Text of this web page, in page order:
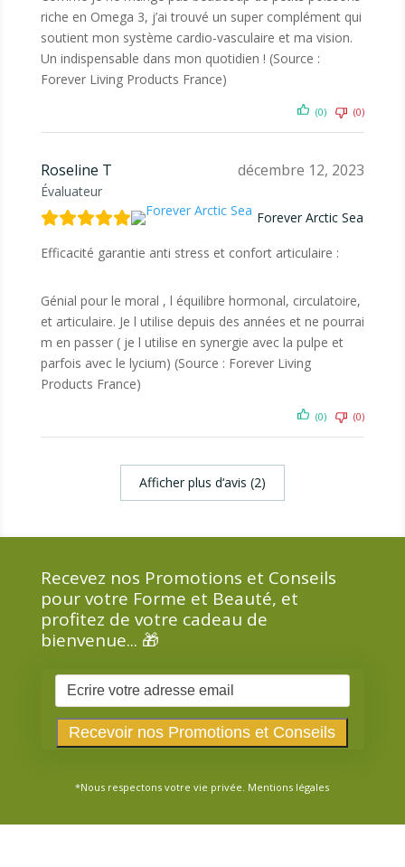
riche en Omega 3, j’ai trouvé un super complément qui
soutient mon système cardio-vasculaire et ma vision.
Un indispensable dans mon quotidien ! (Source :
Forever Living Products France)
(0) (0)
Roseline T
Évaluateur
décembre 12, 2023
Forever Arctic Sea
Efficacité garantie anti stress et confort articulaire :
Génial pour le moral , l équilibre hormonal, circulatoire,
et articulaire. Je l utilise depuis des années et ne pourrai
m en passer ( je l utilise en synergie avec la pulpe et
parfois avec le lycium) (Source : Forever Living
Products France)
(0) (0)
Afficher plus d‘avis (2)
Recevez nos Promotions et Conseils
pour votre Forme et Beauté, et
profitez de votre cadeau de
bienvenue... 🎁
*Nous respectons votre vie privée. Mentions légales